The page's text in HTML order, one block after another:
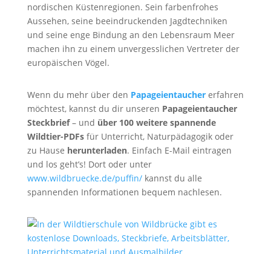
nordischen Küstenregionen. Sein farbenfrohes
Aussehen, seine beeindruckenden Jagdtechniken
und seine enge Bindung an den Lebensraum Meer
machen ihn zu einem unvergesslichen Vertreter der
europäischen Vögel.
Wenn du mehr über den Papageientaucher erfahren
möchtest, kannst du dir unseren Papageientaucher
Steckbrief– und über 100 weitere spannende
Wildtier-PDFsfür Unterricht, Naturpädagogik oder
zu Hause herunterladen. Einfach E-Mail eintragen
und los geht’s! Dort oder unter
www.wildbruecke.de/puffin/kannst du alle
spannenden Informationen bequem nachlesen.